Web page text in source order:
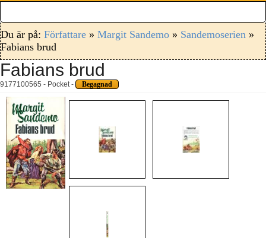
Du är på: Författare » Margit Sandemo » Sandemoserien »
Fabians brud
Fabians brud
9177100565 - Pocket - Begagnad